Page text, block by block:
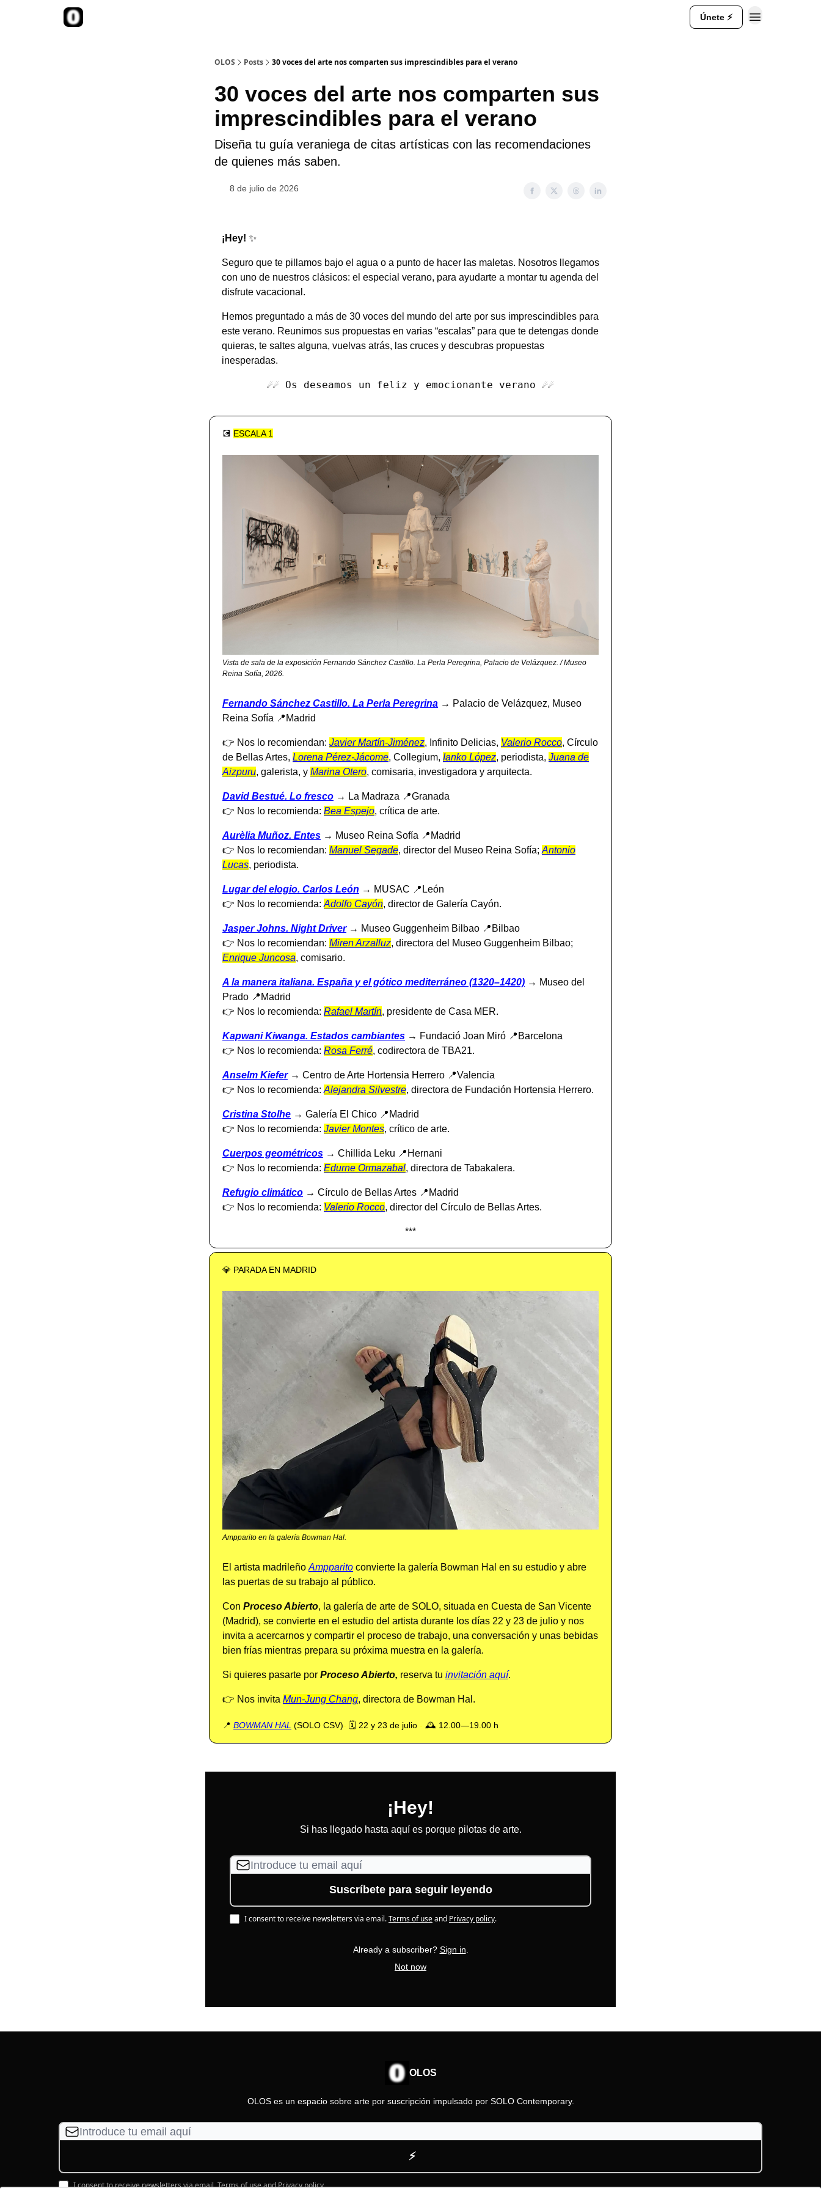
Únete ⚡
OLOS Posts 30 voces del arte nos comparten sus imprescindibles para el verano
30 voces del arte nos comparten sus
imprescindibles para el verano
Diseña tu guía veraniega de citas artísticas con las recomendaciones
de quienes más saben.
8 de julio de 2026
¡Hey! ✨
Seguro que te pillamos bajo el agua o a punto de hacer las maletas. Nosotros llegamos
con uno de nuestros clásicos: el especial verano, para ayudarte a montar tu agenda del
disfrute vacacional.
Hemos preguntado a más de 30 voces del mundo del arte por sus imprescindibles para
este verano. Reunimos sus propuestas en varias “escalas” para que te detengas donde
quieras, te saltes alguna, vuelvas atrás, las cruces y descubras propuestas
inesperadas.
☄️☄️ Os deseamos un feliz y emocionante verano ☄️☄️
💽 ESCALA 1
Vista de sala de la exposición Fernando Sánchez Castillo. La Perla Peregrina, Palacio de Velázquez. / Museo
Reina Sofía, 2026.
Fernando Sánchez Castillo. La Perla Peregrina → Palacio de Velázquez, Museo
Reina Sofía 📍Madrid
👉 Nos lo recomiendan: Javier Martín-Jiménez, Infinito Delicias, Valerio Rocco, Círculo
de Bellas Artes, Lorena Pérez-Jácome, Collegium, Ianko López, periodista, Juana de
Aizpuru, galerista, y Marina Otero, comisaria, investigadora y arquitecta.
David Bestué. Lo fresco → La Madraza 📍Granada
👉 Nos lo recomienda: Bea Espejo, crítica de arte.
Aurèlia Muñoz. Entes → Museo Reina Sofía 📍Madrid
👉 Nos lo recomiendan: Manuel Segade, director del Museo Reina Sofía; Antonio
Lucas, periodista.
Lugar del elogio. Carlos León → MUSAC 📍León
👉 Nos lo recomienda: Adolfo Cayón, director de Galería Cayón.
Jasper Johns. Night Driver→ Museo Guggenheim Bilbao 📍Bilbao
👉 Nos lo recomiendan: Miren Arzalluz, directora del Museo Guggenheim Bilbao;
Enrique Juncosa, comisario.
A la manera italiana. España y el gótico mediterráneo (1320–1420) → Museo del
Prado 📍Madrid
👉 Nos lo recomienda: Rafael Martín, presidente de Casa MER.
Kapwani Kiwanga. Estados cambiantes → Fundació Joan Miró 📍Barcelona
👉 Nos lo recomienda: Rosa Ferré, codirectora de TBA21.
Anselm Kiefer→ Centro de Arte Hortensia Herrero 📍Valencia
👉 Nos lo recomienda: Alejandra Silvestre, directora de Fundación Hortensia Herrero.
Cristina Stolhe → Galería El Chico 📍Madrid
👉 Nos lo recomienda: Javier Montes, crítico de arte.
Cuerpos geométricos → Chillida Leku 📍Hernani
👉 Nos lo recomienda: Edurne Ormazabal, directora de Tabakalera.
Refugio climático → Círculo de Bellas Artes 📍Madrid
👉 Nos lo recomienda: Valerio Rocco, director del Círculo de Bellas Artes.
***
💎 PARADA EN MADRID
Ampparito en la galería Bowman Hal.
El artista madrileño Ampparito convierte la galería Bowman Hal en su estudio y abre
las puertas de su trabajo al público.
Con Proceso Abierto, la galería de arte de SOLO, situada en Cuesta de San Vicente
(Madrid), se convierte en el estudio del artista durante los días 22 y 23 de julio y nos
invita a acercarnos y compartir el proceso de trabajo, una conversación y unas bebidas
bien frías mientras prepara su próxima muestra en la galería.
Si quieres pasarte por Proceso Abierto, reserva tu invitación aquí.
👉 Nos invita Mun-Jung Chang, directora de Bowman Hal.
📍 BOWMAN HAL (SOLO CSV)- 🗓️ 22 y 23 de julio - 🕰️ 12.00—19.00 h
¡Hey!
Si has llegado hasta aquí es porque pilotas de arte.
I consent to receive newsletters via email.Terms of useand Privacy policy.
Already a subscriber? Sign in.
Not now
OLOS
OLOS es un espacio sobre arte por suscripción impulsado por SOLO Contemporary.
I consent to receive newsletters via email.Terms of useandPrivacy policy.